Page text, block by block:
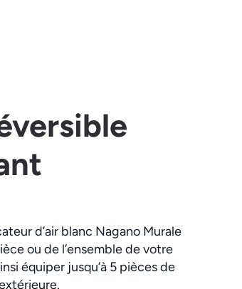
d’air blanc Nagano Murale
ou de l’ensemble de votre
équiper jusqu’à 5 pièces de